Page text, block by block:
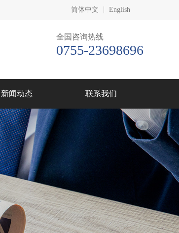
简体中文 English
全国咨询热线
0755-23698696
新闻动态 联系我们